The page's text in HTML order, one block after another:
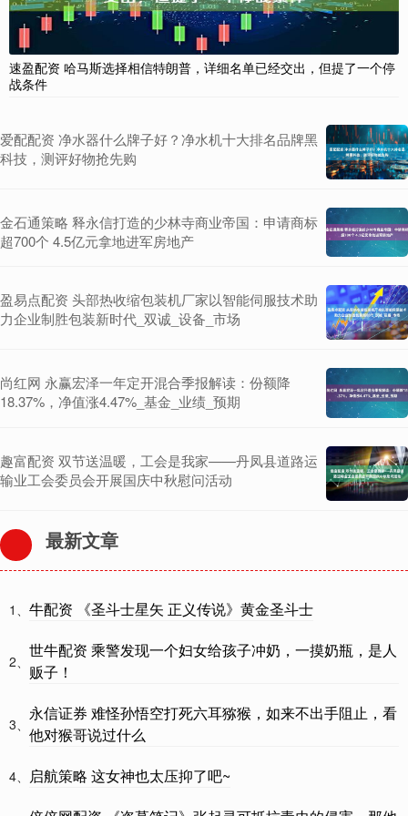
速盈配资 哈马斯选择相信特朗普，详细名单已经交出，但提了一个停
战条件
爱配配资 净水器什么牌子好？净水机十大排名品牌黑
科技，测评好物抢先购
金石通策略 释永信打造的少林寺商业帝国：申请商标
超700个 4.5亿元拿地进军房地产
盈易点配资 头部热收缩包装机厂家以智能伺服技术助
力企业制胜包装新时代_双诚_设备_市场
尚红网 永赢宏泽一年定开混合季报解读：份额降
18.37%，净值涨4.47%_基金_业绩_预期
趣富配资 双节送温暖，工会是我家——丹凤县道路运
输业工会委员会开展国庆中秋慰问活动
最新文章
1、 牛配资 《圣斗士星矢 正义传说》黄金圣斗士
2、
世牛配资 乘警发现一个妇女给孩子冲奶，一摸奶瓶，是人
贩子！
3、
永信证券 难怪孙悟空打死六耳猕猴，如来不出手阻止，看
他对猴哥说过什么
4、 启航策略 这女神也太压抑了吧~